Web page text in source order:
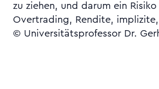
zu ziehen, und darum ein
Overtrading, Rendite, implizite,
© Universitätsprofessor Dr.